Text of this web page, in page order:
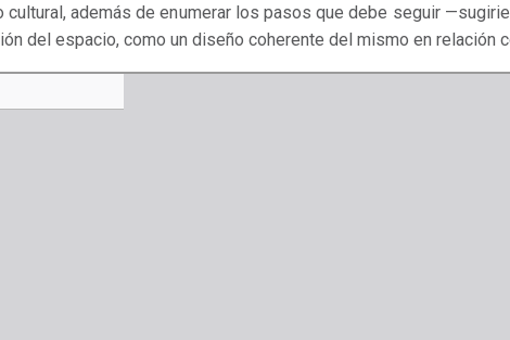
además de enumerar los pasos que debe seguir
del espacio, como un diseño coherente del mismo en relación